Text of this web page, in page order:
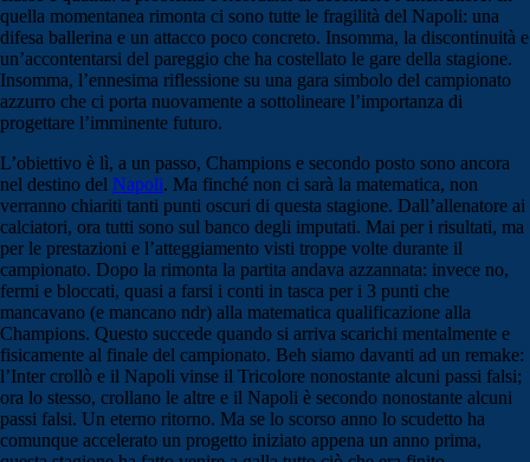
quella momentanea rimonta ci sono tutte le fragilità del Napoli: una
difesa ballerina e un attacco poco concreto. Insomma, la discontinuità e
un’accontentarsi del pareggio che ha costellato le gare della stagione.
Insomma, l’ennesima riflessione su una gara simbolo del campionato
azzurro che ci porta nuovamente a sottolineare l’importanza di
progettare l’imminente futuro.
L’obiettivo è lì, a un passo, Champions e secondo posto sono ancora
nel destino del Napoli. Ma finché non ci sarà la matematica, non
verranno chiariti tanti punti oscuri di questa stagione. Dall’allenatore ai
calciatori, ora tutti sono sul banco degli imputati. Mai per i risultati, ma
per le prestazioni e l’atteggiamento visti troppe volte durante il
campionato. Dopo la rimonta la partita andava azzannata: invece no,
fermi e bloccati, quasi a farsi i conti in tasca per i 3 punti che
mancavano (e mancano ndr) alla matematica qualificazione alla
Champions. Questo succede quando si arriva scarichi mentalmente e
fisicamente al finale del campionato. Beh siamo davanti ad un remake:
l’Inter crollò e il Napoli vinse il Tricolore nonostante alcuni passi falsi;
ora lo stesso, crollano le altre e il Napoli è secondo nonostante alcuni
passi falsi. Un eterno ritorno. Ma se lo scorso anno lo scudetto ha
comunque accelerato un progetto iniziato appena un anno prima,